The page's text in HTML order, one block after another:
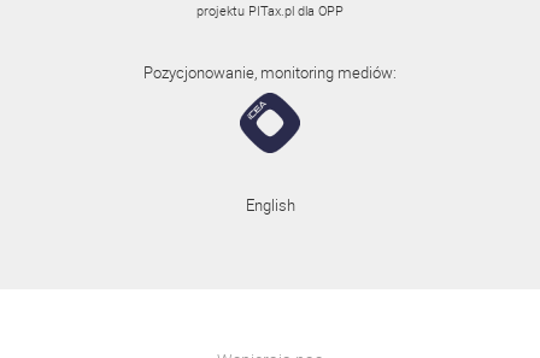
projektu PITax.pl dla OPP
Pozycjonowanie, monitoring mediów:
English